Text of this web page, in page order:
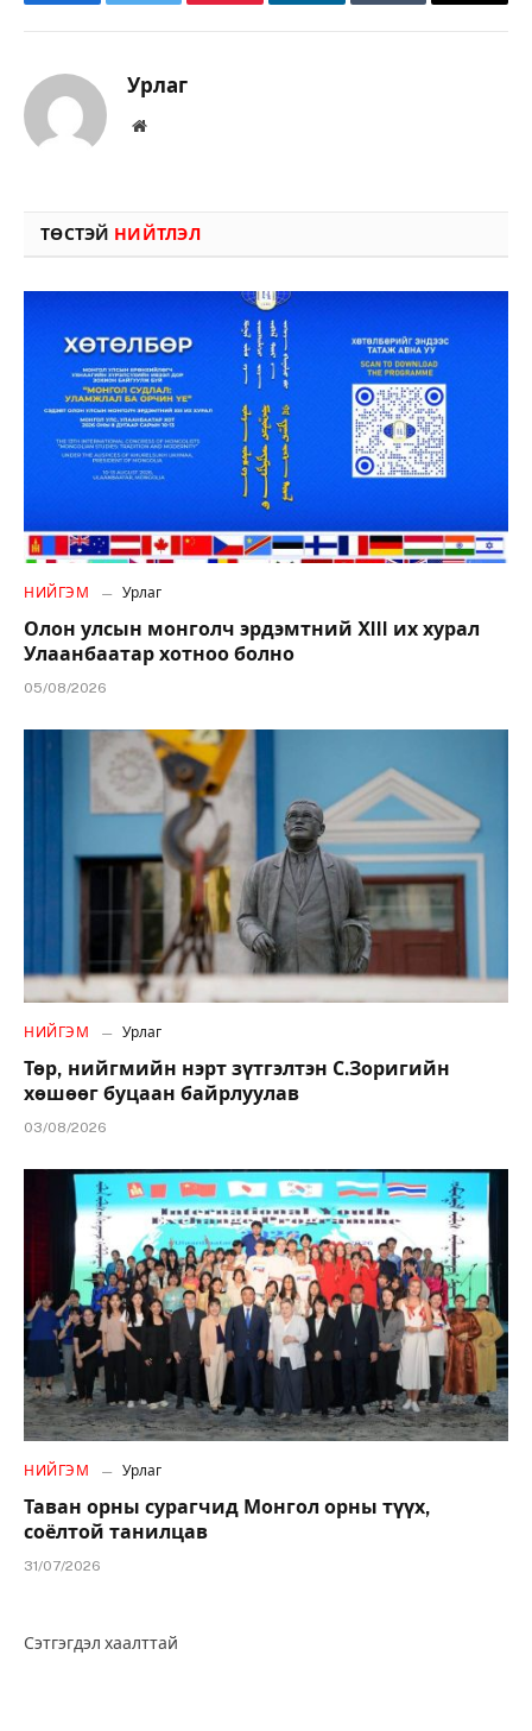
Урлаг
Вэбсайт
ТӨСТЭЙ НИЙТЛЭЛ
НИЙГЭМ Урлаг
Олон улсын монголч эрдэмтний XIII их хурал
Улаанбаатар хотноо болно
05/08/2026
НИЙГЭМ Урлаг
Төр, нийгмийн нэрт зүтгэлтэн С.Зоригийн
хөшөөг буцаан байрлуулав
03/08/2026
НИЙГЭМ Урлаг
Таван орны сурагчид Монгол орны түүх,
соёлтой танилцав
31/07/2026
Сэтгэгдэл хаалттай